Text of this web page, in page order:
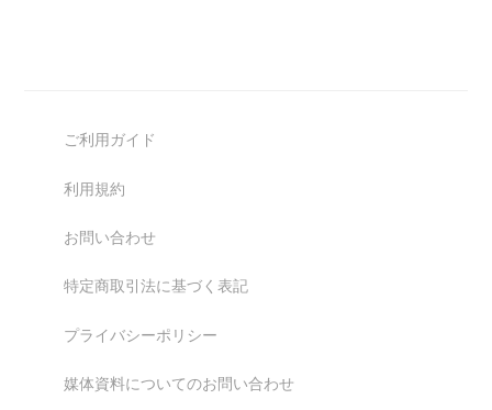
ご利用ガイド
利用規約
お問い合わせ
特定商取引法に基づく表記
プライバシーポリシー
媒体資料についてのお問い合わせ